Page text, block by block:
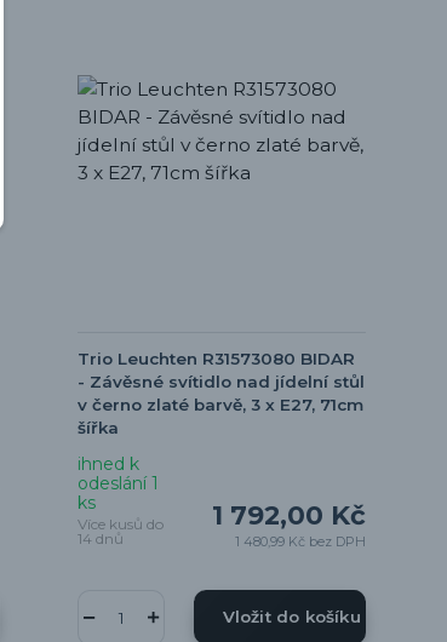
Trio Leuchten R31573080 BIDAR
- Závěsné svítidlo nad jídelní stůl
v černo zlaté barvě, 3 x E27, 71cm
šířka
1 792,00 Kč
1 480,99 Kč bez DPH
ihned k
odeslání 1
ks
Více kusů do
14 dnů
Vložit do košíku